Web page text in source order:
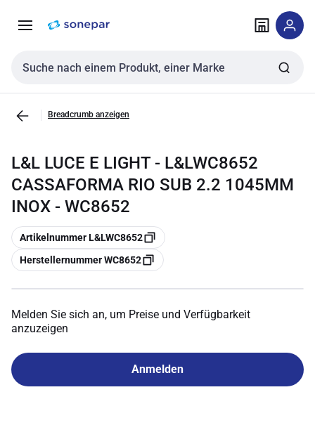
NavigationInhalt
Sucheingabe
Breadcrumb anzeigen
L&L LUCE E LIGHT - L&LWC8652
CASSAFORMA RIO SUB 2.2 1045MM
INOX - WC8652
Kopieren
Artikelnummer L&LWC8652
Kopieren
Herstellernummer WC8652
Melden Sie sich an, um Preise und Verfügbarkeit
anzuzeigen
Anmelden